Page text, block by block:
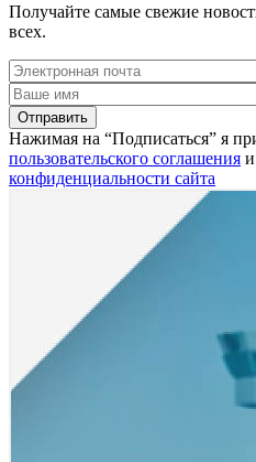
Получайте самые свежие
всех.
Нажимая на “Подписаться” я
пользовательского соглашения
конфиденциальности сайта